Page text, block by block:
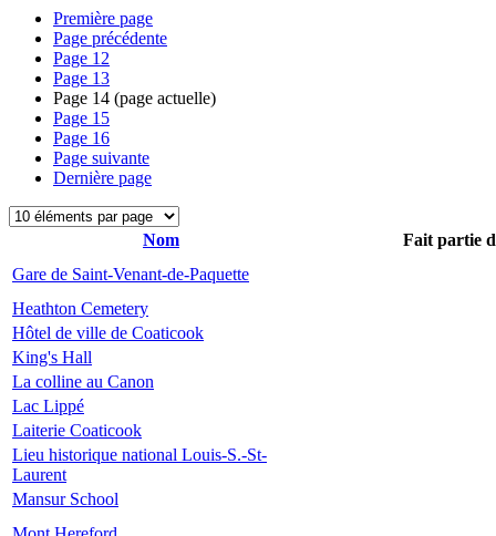
Première page
Page précédente
Page 12
Page 13
Page 14 (page actuelle)
Page 15
Page 16
Page suivante
Dernière page
Nom
Fait partie
Gare de Saint-Venant-de-Paquette
Heathton Cemetery
Hôtel de ville de Coaticook
King's Hall
La colline au Canon
Lac Lippé
Laiterie Coaticook
Lieu historique national Louis-S.-St-
Laurent
Mansur School